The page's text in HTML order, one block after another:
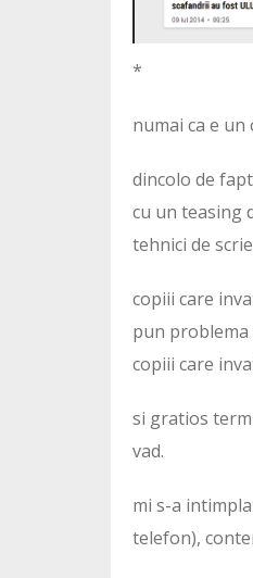
*
numai ca e
dincolo de
cu un teasing
tehnici de
copiii care
pun problema
copiii care
si gratios
vad.
mi s-a
telefon),